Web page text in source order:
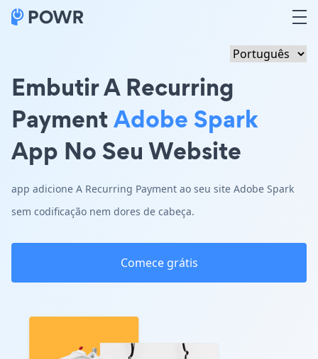
Embutir A Recurring
PaymentAdobe Spark
App No Seu Website
app adicione A Recurring Payment ao seu site Adobe Spark
sem codificação nem dores de cabeça.
Comece grátis